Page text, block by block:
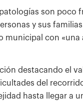
son poco
y sus
con
destacando el
del
hasta llegar a